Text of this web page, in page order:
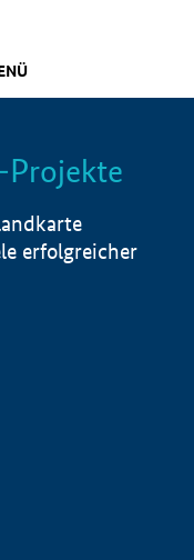
Info
Projekte
erfolgreicher